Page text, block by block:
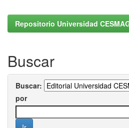
Repositorio Universidad
Buscar
Buscar:
por